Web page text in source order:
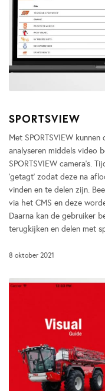
SPORTSVIEW
Met SPORTSVIEW
analyseren middels video
SPORTSVIEW camera’s.
‘getagt’ zodat deze na
vinden en te delen zijn.
via het CMS en deze
Daarna kan de gebruiker
terugkijken en delen met
8 oktober 2021